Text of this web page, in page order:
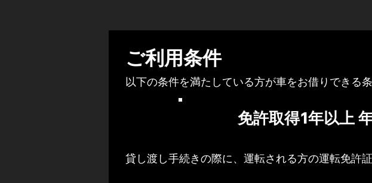
ご利用条件
以下の条件を満たしている方が車をお借りできる条
免許取得1年以上
貸し渡し手続きの際に、運転される方の運転免許